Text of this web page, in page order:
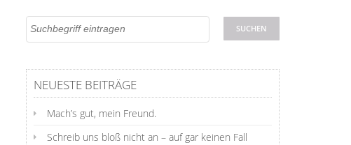
NEUESTE BEITRÄGE
Mach’s gut, mein Freund.
Schreib uns bloß nicht an – auf gar keinen Fall